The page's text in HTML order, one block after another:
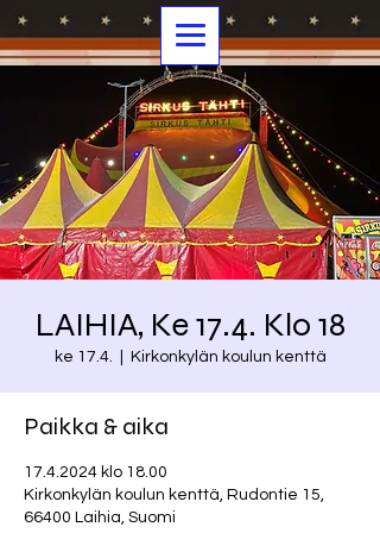
LAIHIA, Ke 17.4. Klo 18
ke 17.4. Kirkonkylän koulun kenttä
Paikka & aika
17.4.2024 klo 18.00
Kirkonkylän koulun kenttä, Rudontie 15,
66400 Laihia, Suomi